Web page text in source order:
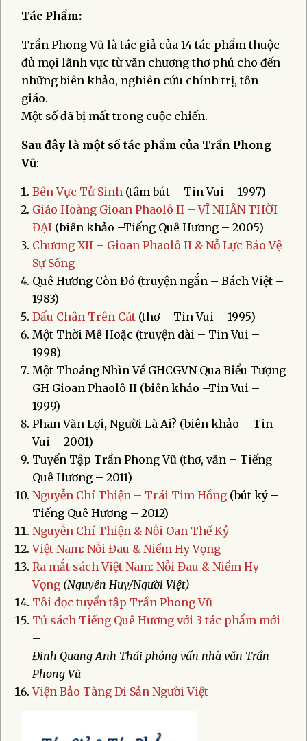
Tác Phẩm:
Trần Phong Vũ là tác giả của 14 tác phẩm thuộc
đủ mọi lãnh vực từ văn chương thơ phú cho đến
những biên khảo, nghiên cứu chính trị, tôn
giáo.
Một số đã bị mất trong cuộc chiến.
Sau đây là một số tác phẩm của Trần Phong
Vũ:
Bên Vực Tử Sinh (tâm bút – Tin Vui – 1997)
Giáo Hoàng Gioan Phaolô II – VĨ NHÂN THỜI
ĐẠI (biên khảo –Tiếng Quê Hương – 2005)
Chương XII – Gioan Phaolô II & Nỗ Lực Bảo Vệ
Sự Sống
Quê Hương Còn Đó (truyện ngắn – Bách Việt –
1983)
Dấu Chân Trên Cát (thơ – Tin Vui – 1995)
Một Thời Mê Hoặc (truyện dài – Tin Vui –
1998)
Một Thoáng Nhìn Về GHCGVN Qua Biểu Tượng
GH Gioan Phaolô II (biên khảo –Tin Vui –
1999)
Phan Văn Lợi, Người Là Ai? (biên khảo – Tin
Vui – 2001)
Tuyển Tập Trần Phong Vũ (thơ, văn – Tiếng
Quê Hương – 2011)
Nguyễn Chí Thiện – Trái Tim Hồng (bút ký –
Tiếng Quê Hương – 2012)
Nguyễn Chí Thiện & Nỗi Oan Thế Kỷ
Việt Nam: Nỗi Đau & Niềm Hy Vọng
Ra mắt sách Việt Nam: Nỗi Đau & Niềm Hy
Vọng (Nguyên Huy/Người Việt)
Tôi đọc tuyển tập Trần Phong Vũ
Tủ sách Tiếng Quê Hương với 3 tác phẩm mới
–
Đinh Quang Anh Thái phỏng vấn nhà văn Trần
Phong Vũ
Viện Bảo Tàng Di Sản Người Việt